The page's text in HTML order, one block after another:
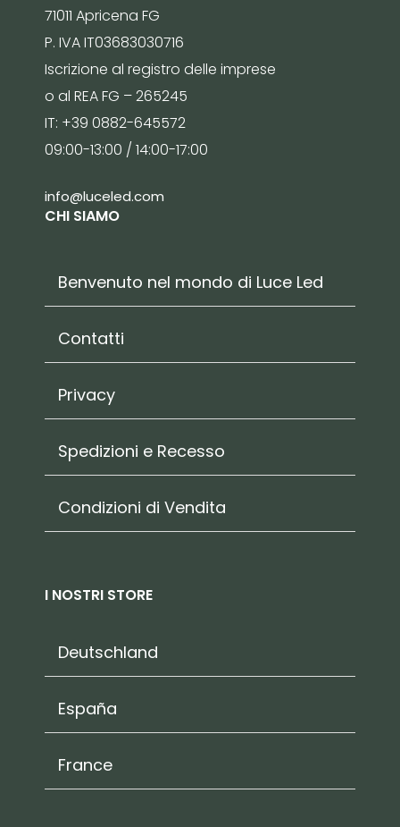
71011 Apricena FG
P. IVA IT03683030716
Iscrizione al registro delle imprese
o al REA FG – 265245
IT: +39 0882-645572
09:00-13:00 / 14:00-17:00
info@luceled.com
CHI SIAMO
Benvenuto nel mondo di Luce Led
Contatti
Privacy
Spedizioni e Recesso
Condizioni di Vendita
I NOSTRI STORE
Deutschland
España
France